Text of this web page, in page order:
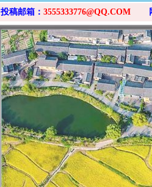
投稿邮箱： 3555333776@QQ.COM